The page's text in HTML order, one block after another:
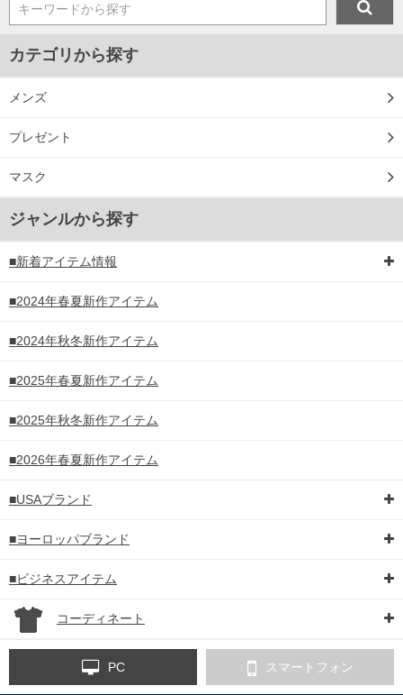
キーワードから探す
カテゴリから探す
メンズ
プレゼント
マスク
ジャンルから探す
■新着アイテム情報
■2024年春夏新作アイテム
■2024年秋冬新作アイテム
■2025年春夏新作アイテム
■2025年秋冬新作アイテム
■2026年春夏新作アイテム
■USAブランド
■ヨーロッパブランド
■ビジネスアイテム
コーディネート
PC スマートフォン